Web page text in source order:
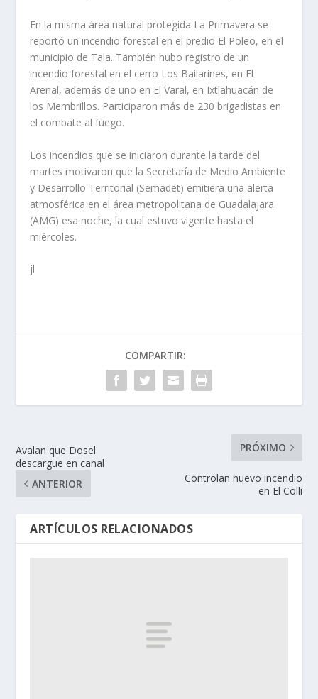
En la misma área natural protegida La Primavera se
reportó un incendio forestal en el predio El Poleo, en el
municipio de Tala. También hubo registro de un
incendio forestal en el cerro Los Bailarines, en El
Arenal, además de uno en El Varal, en Ixtlahuacán de
los Membrillos. Participaron más de 230 brigadistas en
el combate al fuego.
Los incendios que se iniciaron durante la tarde del
martes motivaron que la Secretaría de Medio Ambiente
y Desarrollo Territorial (Semadet) emitiera una alerta
atmosférica en el área metropolitana de Guadalajara
(AMG) esa noche, la cual estuvo vigente hasta el
miércoles.
jl
COMPARTIR:
Avalan que Dosel
descargue en canal
ANTERIOR
PRÓXIMO
Controlan nuevo incendio
en El Colli
ARTÍCULOS RELACIONADOS